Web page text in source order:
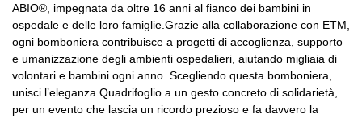
ABIO®, impegnata da oltre 16 anni al fianco dei bambini in
ospedale e delle loro famiglie.Grazie alla collaborazione con ETM,
ogni bomboniera contribuisce a progetti di accoglienza, supporto
e umanizzazione degli ambienti ospedalieri, aiutando migliaia di
volontari e bambini ogni anno. Scegliendo questa bomboniera,
unisci l’eleganza Quadrifoglio a un gesto concreto di solidarietà,
per un evento che lascia un ricordo prezioso e fa davvero la